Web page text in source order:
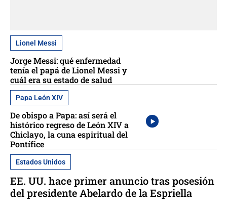
Lionel Messi
Jorge Messi: qué enfermedad
tenía el papá de Lionel Messi y
cuál era su estado de salud
Papa León XIV
De obispo a Papa: así será el
histórico regreso de León XIV a
Chiclayo, la cuna espiritual del
Pontífice
Estados Unidos
EE. UU. hace primer anuncio tras posesión
del presidente Abelardo de la Espriella